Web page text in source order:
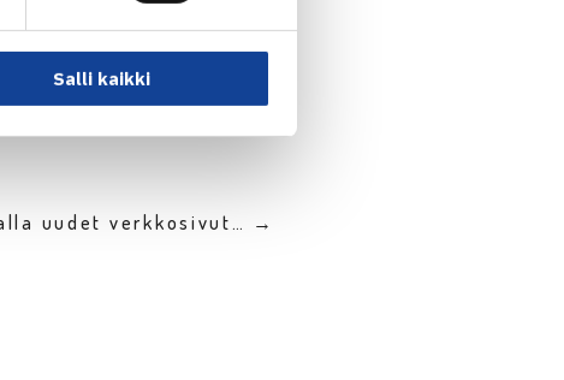
Salli kaikki
uudet verkkosivut… →